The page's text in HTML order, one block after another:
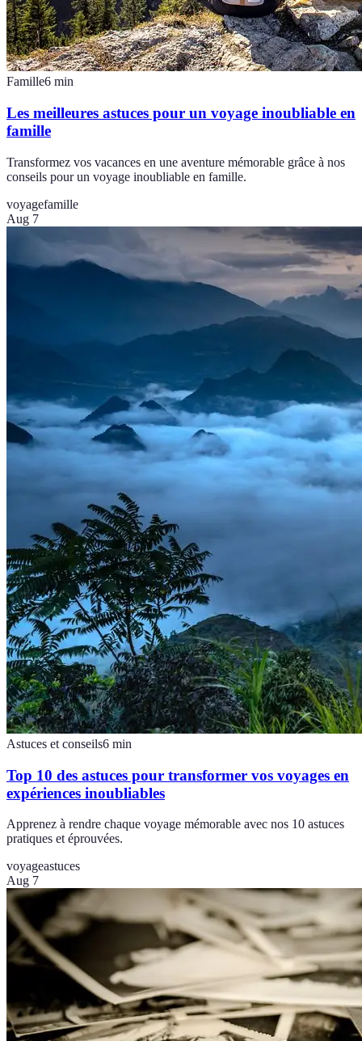
Famille6 min
Les meilleures astuces pour un voyage inoubliable en
famille
Transformez vos vacances en une aventure mémorable grâce à nos
conseils pour un voyage inoubliable en famille.
voyagefamille
Aug 7
Astuces et conseils6 min
Top 10 des astuces pour transformer vos voyages en
expériences inoubliables
Apprenez à rendre chaque voyage mémorable avec nos 10 astuces
pratiques et éprouvées.
voyageastuces
Aug 7